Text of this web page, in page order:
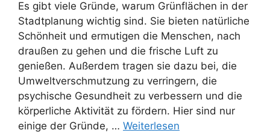
Es gibt viele Gründe, warum Grünflächen in der
Stadtplanung wichtig sind. Sie bieten natürliche
Schönheit und ermutigen die Menschen, nach
draußen zu gehen und die frische Luft zu
genießen. Außerdem tragen sie dazu bei, die
Umweltverschmutzung zu verringern, die
psychische Gesundheit zu verbessern und die
körperliche Aktivität zu fördern. Hier sind nur
einige der Gründe, … Weiterlesen